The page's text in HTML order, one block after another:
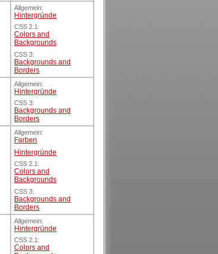
Allgemein:
Hintergründe
CSS 2.1:
Colors and
Backgrounds
CSS 3:
Backgrounds and
Borders
Allgemein:
Hintergründe
CSS 3:
Backgrounds and
Borders
Allgemein:
Farben
Hintergründe
CSS 2.1:
Colors and
Backgrounds
CSS 3:
Backgrounds and
Borders
Allgemein:
Hintergründe
CSS 2.1:
Colors and